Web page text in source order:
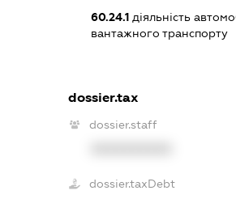
60.24.1 діяльність
вантажного транспорту
dossier.tax
dossier.staff
dossier.taxDebt